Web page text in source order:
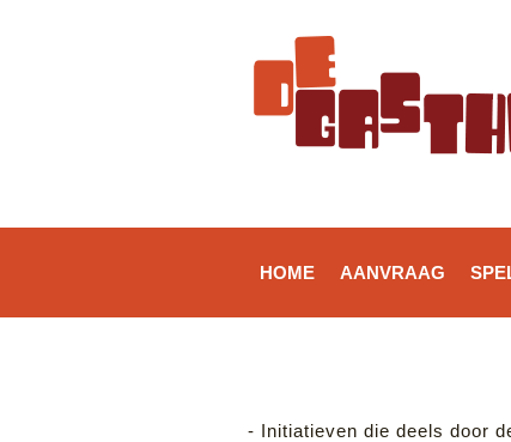
HOME AANVRAAG
- Initiatieven die deels door